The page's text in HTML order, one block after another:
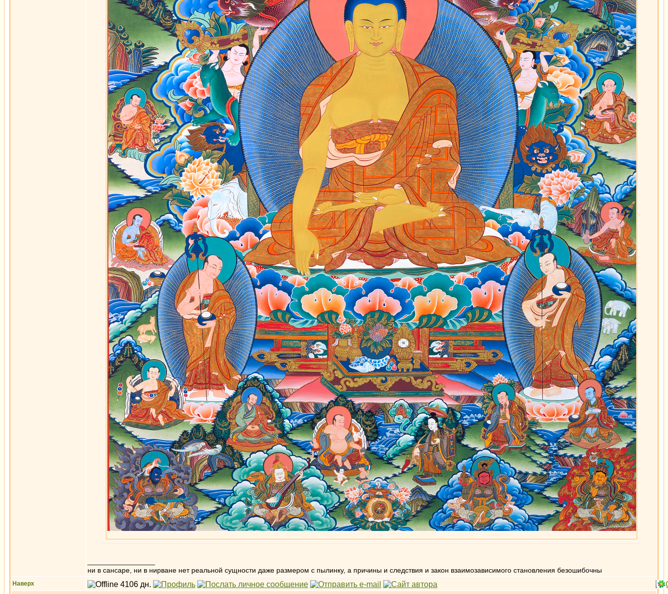
ни в сансаре, ни в нирване нет реальной сущности даже размером с пылинку, а причины и следствия и закон взаимозависимого становления безошибочны
Наверх